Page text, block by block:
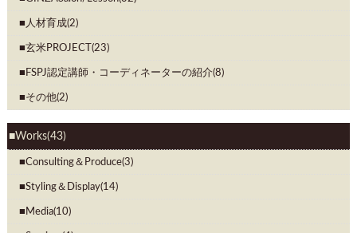
人材育成(2)
玄米PROJECT(23)
FSPJ認定講師・コーディネーターの紹介(8)
その他(2)
Works(43)
Consulting＆Produce(3)
Styling＆Display(14)
Media(10)